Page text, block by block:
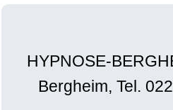
HYPNOSE-
Bergheim, Tel.